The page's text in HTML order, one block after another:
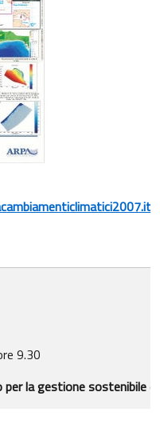
9.30
la gestione sostenibile